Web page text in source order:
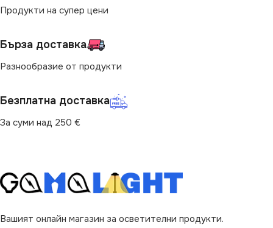
ВИД LED
ЦВЯТ Сребърен
Не се димира
Продукти на супер цени
Бърза доставка
Разнообразие от продукти
Безплатна доставка
За суми над 250 €
Вашият онлайн магазин за осветителни продукти.